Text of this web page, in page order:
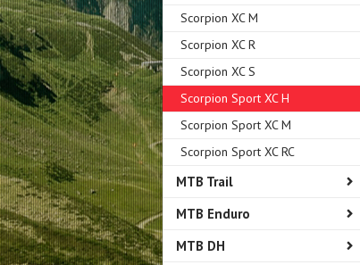
Scorpion XC M
Scorpion XC R
Scorpion XC S
Scorpion Sport XC H
Scorpion Sport XC M
Scorpion Sport XC RC
MTB Trail
MTB Enduro
MTB DH